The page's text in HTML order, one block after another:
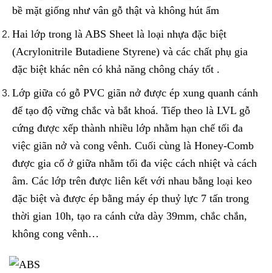
bề mặt giống như vân gỗ thật và không hút ẩm
Hai lớp trong là ABS Sheet là loại nhựa đặc biệt
(Acrylonitrile Butadiene Styrene) và các chất phụ gia
đặc biệt khác nên có khả năng chông cháy tốt .
Lớp giữa có gỗ PVC giãn nở được ép xung quanh cánh
để tạo độ vững chắc và bắt khoá. Tiếp theo là LVL gỗ
cứng được xếp thành nhiều lớp nhằm hạn chế tối đa
việc giãn nở và cong vênh. Cuối cùng là Honey-Comb
được gia cố ở giữa nhằm tối đa việc cách nhiệt và cách
âm. Các lớp trên được liên kết với nhau bằng loại keo
đặc biệt và được ép bằng máy ép thuỷ lực 7 tấn trong
thời gian 10h, tạo ra cánh cửa dày 39mm, chắc chắn,
không cong vênh…